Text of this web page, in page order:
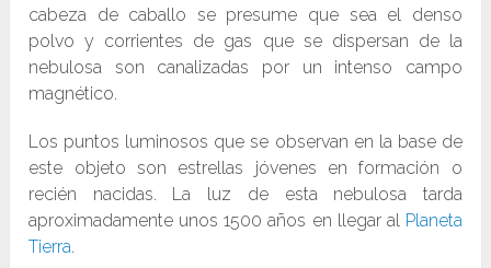
cabeza de caballo se presume que sea el denso
polvo y corrientes de gas que se dispersan de la
nebulosa son canalizadas por un intenso campo
magnético.
Los puntos luminosos que se observan en la base de
este objeto son estrellas jóvenes en formación o
recién nacidas. La luz de esta nebulosa tarda
aproximadamente unos 1500 años en llegar al Planeta
Tierra.